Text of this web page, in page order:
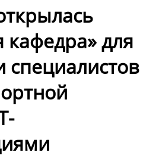
для
специалистов